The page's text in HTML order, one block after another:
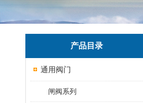
产品目录
通用阀门
闸阀系列